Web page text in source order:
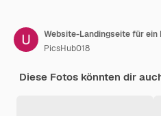
Website-Landingseite für ein
PicsHub018
Diese Fotos könnten dir